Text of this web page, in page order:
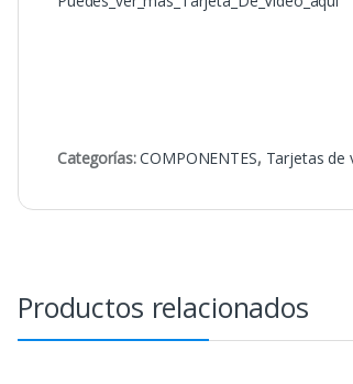
Categorías:COMPONENTES, Tarjetas de
Productos relacionados